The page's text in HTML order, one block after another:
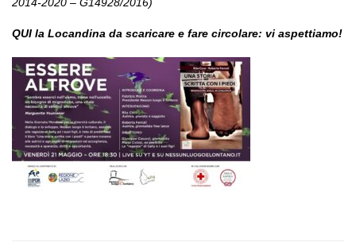
QUI la Locandina da scaricare e fare circolare: vi aspettiamo!